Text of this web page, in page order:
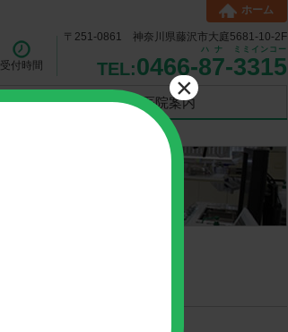
受付時間
ホーム
〒251-0861 神奈川県藤沢市大庭5681-10-2F
TEL:0466-87
ハナ
-3315
ミミインコー
医院案内
×